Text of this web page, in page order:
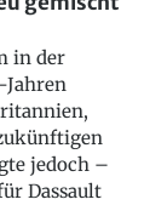
in der
jedoch –
Dassault